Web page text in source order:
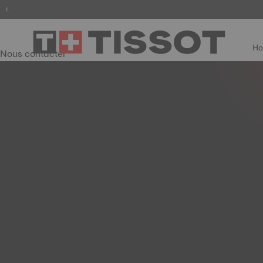
Nous contacter